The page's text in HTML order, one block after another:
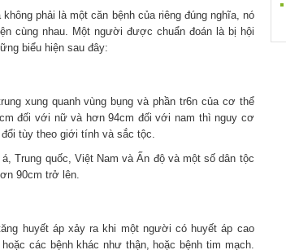
phải là một căn bệnh của riêng đúng nghĩa, nó
cùng nhau. Một người được chuẩn đoán là bị hội
biểu hiện sau đây:
xung quanh vùng bụng và phần tr6n của cơ thể
đối với nữ và hơn 94cm đối với nam thì nguy cơ
tùy theo giới tính và sắc tộc.
Trung quốc, Việt Nam và Ấn độ và một số dân tộc
90cm trở lên.
huyết áp xảy ra khi một người có huyết áp cao
các bệnh khác như thận, hoặc bệnh tim mạch.